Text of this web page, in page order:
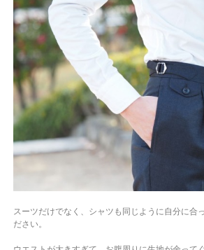
スーツだけでなく、シャツも同じように自分に合
ださい。